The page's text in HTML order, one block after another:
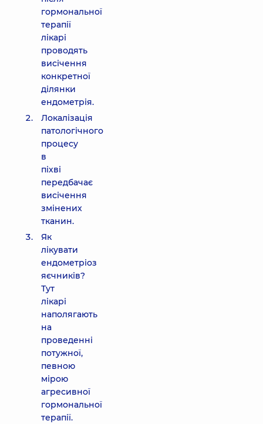
гормональної
терапії
лікарі
проводять
висічення
конкретної
ділянки
ендометрія.
Локалізація
патологічного
процесу
в
піхві
передбачає
висічення
змінених
тканин.
Як
лікувати
ендометріоз
яєчників?
Тут
лікарі
наполягають
на
проведенні
потужної,
певною
мірою
агресивної
гормональної
терапії.